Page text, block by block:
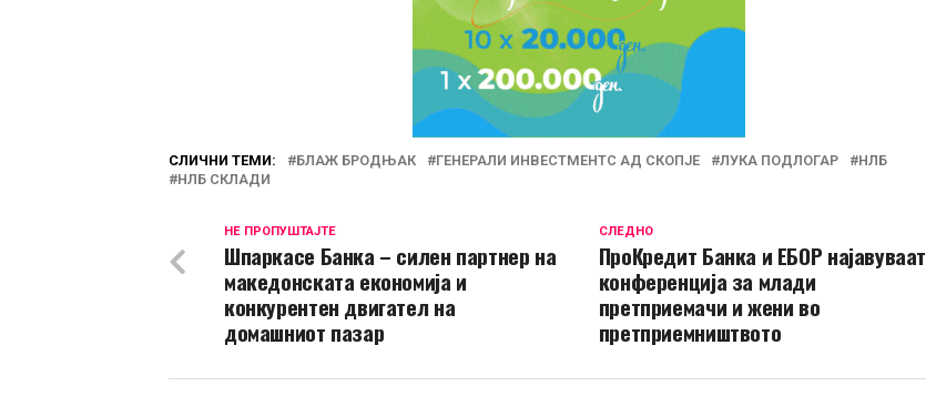
СЛИЧНИ ТЕМИ: БЛАЖ БРОДЊАК ГЕНЕРАЛИ ИНВЕСТМЕНТС АД СКОПЈЕ ЛУКА ПОДЛОГАР
НЛБ
НЛБ СКЛАДИ
СЛЕДНО
ПроКредит Банка и ЕБОР најавуваат
конференција за млади
претприемачи и жени во
претприемништвото
НЕ ПРОПУШТАЈТЕ
Шпаркасе Банка – силен партнер на
македонската економија и
конкурентен двигател на
домашниот пазар